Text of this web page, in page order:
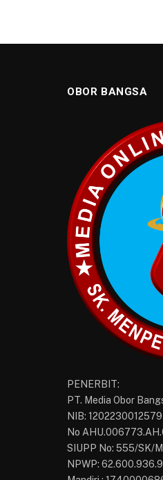
OBOR BANGSA
PENERBIT:
PT. Media Obor
NIB: 1202230012579
No
SIUPP No: 555/SK/
NPWP: